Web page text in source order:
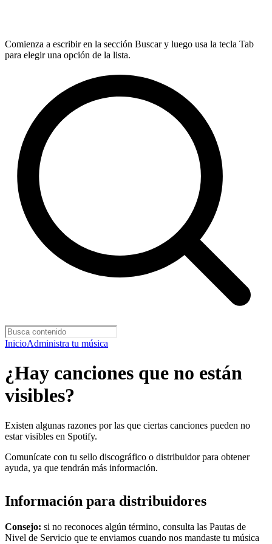
Comienza a escribir en la sección Buscar y luego usa la tecla Tab
para elegir una opción de la lista.
InicioAdministra tu música
¿Hay canciones que no están
visibles?
Existen algunas razones por las que ciertas canciones pueden no
estar visibles en Spotify.
Comunícate con tu sello discográfico o distribuidor para obtener
ayuda, ya que tendrán más información.
Información para distribuidores
Consejo: si no reconoces algún término, consulta las Pautas de
Nivel de Servicio que te enviamos cuando nos mandaste tu música